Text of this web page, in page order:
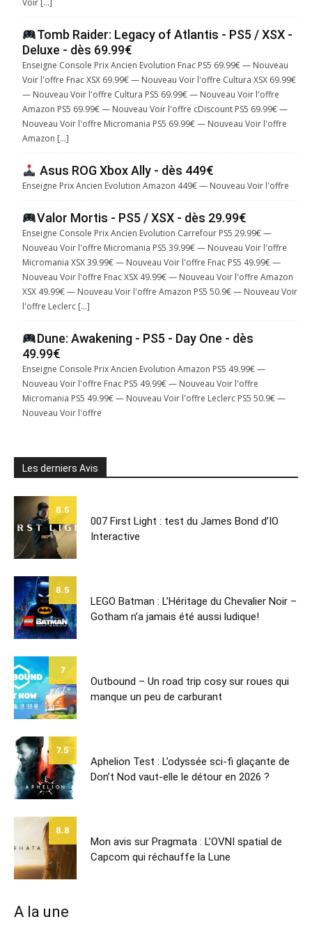
Tomb Raider: Legacy of Atlantis - PS5 / XSX -
Deluxe - dès 69.99€
Enseigne Console Prix Ancien Evolution Fnac PS5 69.99€ — Nouveau
Voir l'offre Fnac XSX 69.99€ — Nouveau Voir l'offre Cultura XSX 69.99€
— Nouveau Voir l'offre Cultura PS5 69.99€ — Nouveau Voir l'offre
Amazon PS5 69.99€ — Nouveau Voir l'offre cDiscount PS5 69.99€ —
Nouveau Voir l'offre Micromania PS5 69.99€ — Nouveau Voir l'offre
Amazon […]
Asus ROG Xbox Ally - dès 449€
Enseigne Prix Ancien Evolution Amazon 449€ — Nouveau Voir l'offre
Valor Mortis - PS5 / XSX - dès 29.99€
Enseigne Console Prix Ancien Evolution Carrefour PS5 29.99€ —
Nouveau Voir l'offre Micromania PS5 39.99€ — Nouveau Voir l'offre
Micromania XSX 39.99€ — Nouveau Voir l'offre Fnac PS5 49.99€ —
Nouveau Voir l'offre Fnac XSX 49.99€ — Nouveau Voir l'offre Amazon
XSX 49.99€ — Nouveau Voir l'offre Amazon PS5 50.9€ — Nouveau Voir
l'offre Leclerc […]
Dune: Awakening - PS5 - Day One - dès
49.99€
Enseigne Console Prix Ancien Evolution Amazon PS5 49.99€ —
Nouveau Voir l'offre Fnac PS5 49.99€ — Nouveau Voir l'offre
Micromania PS5 49.99€ — Nouveau Voir l'offre Leclerc PS5 50.9€ —
Nouveau Voir l'offre
Les derniers Avis
8.5
007 First Light : test du James Bond d’IO
Interactive
8.5
LEGO Batman : L’Héritage du Chevalier Noir –
Gotham n’a jamais été aussi ludique!
7
Outbound – Un road trip cosy sur roues qui
manque un peu de carburant
7.5
Aphelion Test : L’odyssée sci-fi glaçante de
Don’t Nod vaut-elle le détour en 2026 ?
8.8
Mon avis sur Pragmata : L’OVNI spatial de
Capcom qui réchauffe la Lune
A la une